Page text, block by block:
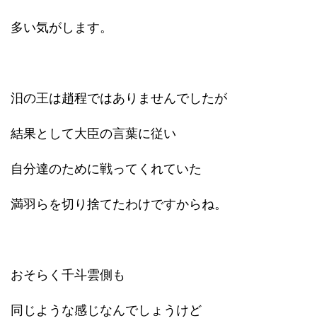
多い気がします。
汨の王は趙程ではありませんでしたが
結果として大臣の言葉に従い
自分達のために戦ってくれていた
満羽らを切り捨てたわけですからね。
おそらく千斗雲側も
同じような感じなんでしょうけど